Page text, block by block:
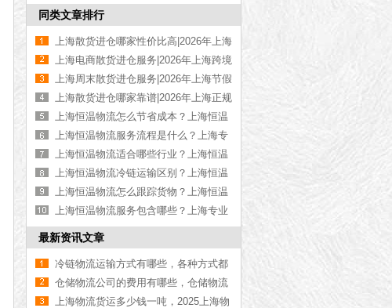
同类文章排行
上海散货进仓哪家性价比高|2026年上海
高性价比散货进仓【优惠推荐】
上海电商散货进仓服务|2026年上海跨境
电商散货进仓【定制方案】
上海周末散货进仓服务|2026年上海节假
日散货进仓【全年无休】
上海散货进仓哪家靠谱|2026年上海正规
散货进仓公司【资质齐全】
上海恒温物流怎么节省成本？上海恒温
货运成本控制技巧【今日更新】
上海恒温物流服务流程是什么？上海专
业恒温物流操作步骤【全网推荐】
上海恒温物流适合哪些行业？上海恒温
运输适用行业介绍【今日更新】
上海恒温物流冷链运输区别？上海恒温
与冷链运输差异解析【全网更新】
上海恒温物流怎么跟踪货物？上海恒温
运输货物追踪方式【全网更新】
上海恒温物流服务包含哪些？上海专业
恒温物流服务项目介绍【今日更新】
最新资讯文章
冷链物流运输方式有哪些，各种方式都
有哪些特点[全网聚焦]
仓储物流公司的费用有哪些，仓储物流
公司费用详情【全网更新】
上海物流货运多少钱一吨，2025上海物